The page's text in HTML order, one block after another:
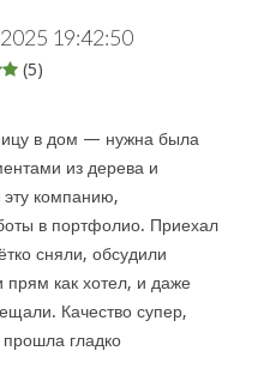
19:42:50
(5)
в дом — нужна была
из дерева и
компанию,
в портфолио. Приехал
сняли, обсудили
как хотел, и даже
Качество супер,
гладко